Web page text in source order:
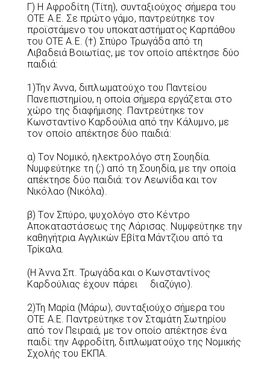
Γ) Η Αφροδίτη (Τίτη), συνταξιούχος σήμερα του
ΟΤΕ Α.Ε. Σε πρώτο γάμο, παντρεύτηκε τον
προϊστάμενο του υποκαταστήματος Καρπάθου
του ΟΤΕ Α.Ε. (†) Σπύρο Τρωγάδα από τη
Λιβαδειά Βοιωτίας, με τον οποίο απέκτησε δύο
παιδιά:
1)Την Άννα, διπλωματούχο του Παντείου
Πανεπιστημίου, η οποία σήμερα εργάζεται στο
χώρο της διαφήμισης. Παντρεύτηκε τον
Κωνσταντίνο Καρδούλια από την Κάλυμνο, με
τον οποίο απέκτησε δύο παιδιά:
α) Τον Νομικό, ηλεκτρολόγο στη Σουηδία.
Νυμφεύτηκε τη (;) από τη Σουηδία, με την οποία
απέκτησε δύο παιδιά: τον Λεωνίδα και τον
Νικόλαο (Νικόλα).
β) Τον Σπύρο, ψυχολόγο στο Κέντρο
Αποκαταστάσεως της Λάρισας. Νυμφεύτηκε την
καθηγήτρια Αγγλικών Εβίτα Μάντζιου από τα
Τρίκαλα.
(Η Άννα Σπ. Τρωγάδα και ο Κωνσταντίνος
Καρδούλιας έχουν πάρει διαζύγιο).
2)Τη Μαρία (Μάρω), συνταξιούχο σήμερα του
ΟΤΕ Α.Ε. Παντρεύτηκε τον Σταμάτη Σωτηρίου
από τον Πειραιά, με τον οποίο απέκτησε ένα
παιδί: την Αφροδίτη, διπλωματούχο της Νομικής
Σχολής του ΕΚΠΑ.